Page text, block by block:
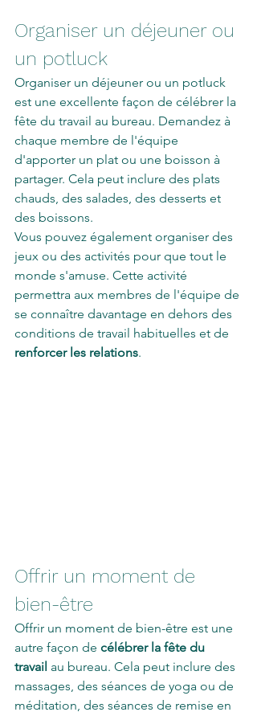
Organiser un déjeuner ou
un potluck
Organiser un déjeuner ou un potluck
est une excellente façon de célébrer la
fête du travail au bureau. Demandez à
chaque membre de l'équipe
d'apporter un plat ou une boisson à
partager. Cela peut inclure des plats
chauds, des salades, des desserts et
des boissons.
Vous pouvez également organiser des
jeux ou des activités pour que tout le
monde s'amuse. Cette activité
permettra aux membres de l'équipe de
se connaître davantage en dehors des
conditions de travail habituelles et de
renforcer les relations.
Offrir un moment de
bien-être
Offrir un moment de bien-être est une
autre façon de célébrer la fête du
travail au bureau. Cela peut inclure des
massages, des séances de yoga ou de
méditation, des séances de remise en